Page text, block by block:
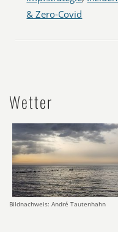
& Zero-Covid
Wetter
Bildnachweis: André Tautenhahn